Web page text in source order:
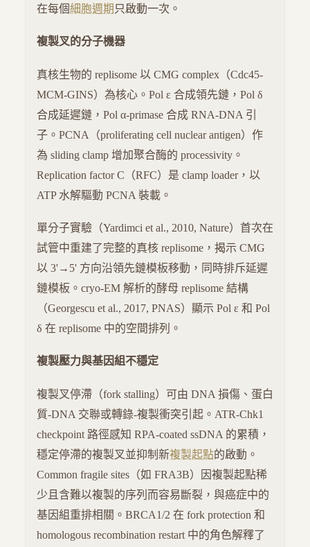
在每個細胞週期 只啟動一次。
複製叉的分子機器
真核生物的 replisome 以 CMG complex（Cdc45-
MCM-GINS）為核心。Pol ε 合成領先鏈，Pol δ
合成延遲鏈，Pol α-primase 合成 RNA-DNA 引
子。PCNA（proliferating cell nuclear antigen）作
為 sliding clamp 增加聚合酶的 processivity。
Replication factor C（RFC）是 clamp loader，以
ATP 水解驅動 PCNA 裝載。
單分子實驗（Yardimci et al., 2010, Nature）首次在
試管中重建了完整的真核 replisome，揭示 CMG
以 3'→5' 方向沿領先鏈模板移動，同時排斥延遲
鏈模板。cryo-EM 解析的酵母 replisome 結構
（Georgescu et al., 2017, PNAS）顯示 Pol ε 和 Pol
δ 在 replisome 中的空間排列。
複製壓力與基因組不穩定
複製叉停滯（fork stalling）可由 DNA 損傷、蛋白
質-DNA 交聯或轉錄-複製衝突引起。ATR-Chk1
checkpoint 路徑感知 RPA-coated ssDNA 的累積，
穩定停滯的複製叉並抑制新複製起點的啟動。
Common fragile sites（如 FRA3B）因複製起點稀
少且含難以複製的序列而容易斷裂，與癌症中的
基因組重排相關。BRCA1/2 在 fork protection 和
homologous recombination restart 中的角色解釋了